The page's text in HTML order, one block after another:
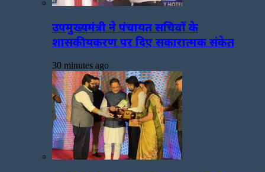
उपमुख्यमंत्री ने पंचायत सचिवों के
शासकीयकरण पर दिए सकारात्मक संकेत
30 minutes ago